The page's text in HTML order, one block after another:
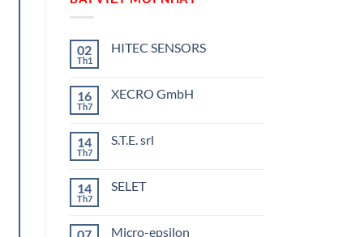
02
Th1
HITEC SENSORS
luận
16
Th7
XECRO GmbH
luận
14
Th7
S.T.E. srl
luận
14
Th7
SELET
luận
Micro-epsilon